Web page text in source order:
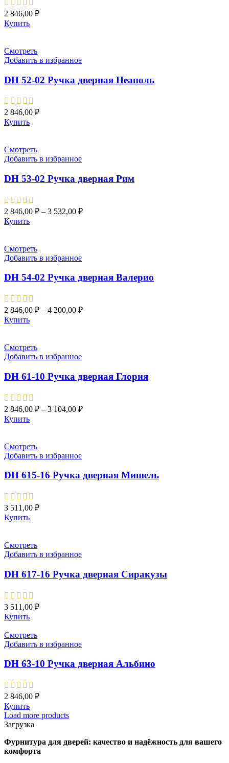
2 846,00 ₽
Купить
Смотреть
Добавить в избранное
DH 52-02 Pучка дверная Неаполь
2 846,00 ₽
Купить
Смотреть
Добавить в избранное
DH 53-02 Pучка дверная Рим
2 846,00 ₽ – 3 532,00 ₽
Купить
Смотреть
Добавить в избранное
DH 54-02 Ручка дверная Валерио
2 846,00 ₽ – 4 200,00 ₽
Купить
Смотреть
Добавить в избранное
DH 61-10 Pучка дверная Глория
2 846,00 ₽ – 3 104,00 ₽
Купить
Смотреть
Добавить в избранное
DH 615-16 Pучка дверная Мишель
3 511,00 ₽
Купить
Смотреть
Добавить в избранное
DH 617-16 Pучка дверная Сиракузы
3 511,00 ₽
Купить
Смотреть
Добавить в избранное
DH 63-10 Pучка дверная Альбино
2 846,00 ₽
Купить
Load more products
Загрузка
Фурнитура для дверей: качество и надёжность для вашего
комфорта